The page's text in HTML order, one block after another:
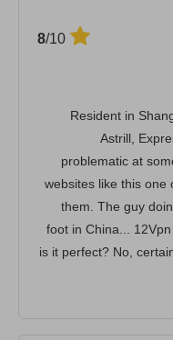
/10
Resident in
Astrill,
problematic at
websites like this one
them. The guy
foot in China...
is it perfect? No,